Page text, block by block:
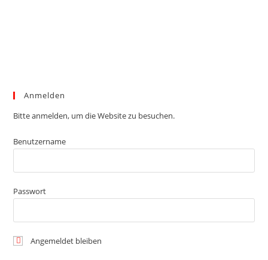
Anmelden
Bitte anmelden, um die Website zu besuchen.
Benutzername
Passwort
Angemeldet bleiben